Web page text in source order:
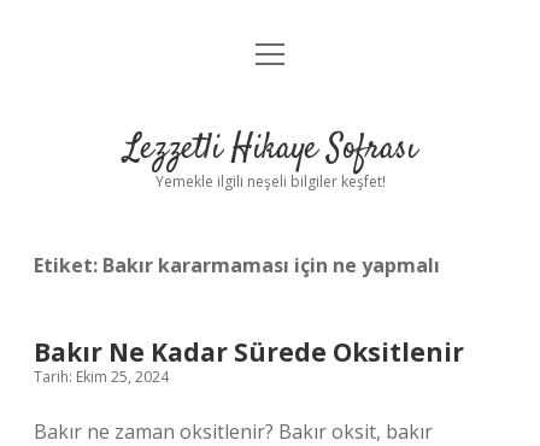
Anasayfa
Yasal Uyarı
menüyü
Lezzetli Hikaye Sofrası
Yemekle ilgili neşeli bilgiler keşfet!
Etiket: Bakır kararmaması için ne yapmalı
Bakır Ne Kadar Sürede Oksitlenir
Tarih: Ekim 25, 2024
Bakır ne zaman oksitlenir? Bakır oksit, bakır